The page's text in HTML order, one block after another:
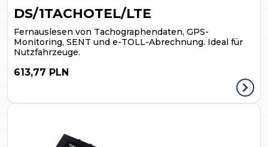
DS/1TACHOTEL/LTE
Fernauslesen von Tachographendaten, GPS-
Monitoring, SENT und e-TOLL-Abrechnung. Ideal für
Nutzfahrzeuge.
613,77 PLN